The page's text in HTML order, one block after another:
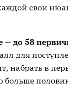
свои
— до 58
для
набрать в
больше